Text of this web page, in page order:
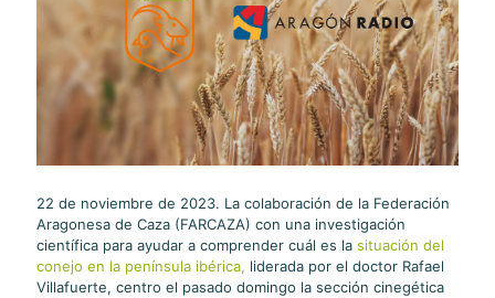
22 de noviembre de 2023. La colaboración de la Federación
Aragonesa de Caza (FARCAZA) con una investigación
científica para ayudar a comprender cuál es la situación del
conejo en la península ibérica, liderada por el doctor Rafael
Villafuerte, centro el pasado domingo la sección cinegética